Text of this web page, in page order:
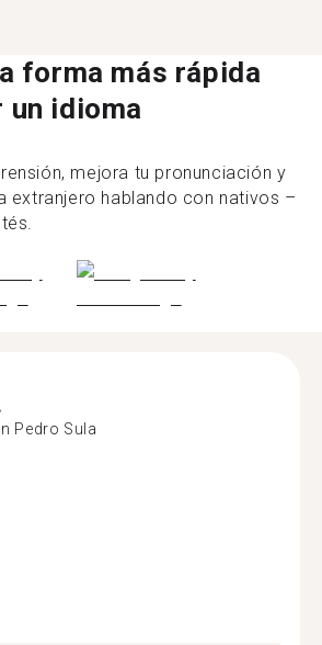
forma más rápida
un idioma
mejora tu pronunciación y
extranjero hablando con nativos –
Pedro Sula